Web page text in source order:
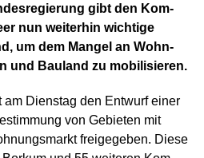
gibt den Kom­
nun wei­ter­hin wich­ti­ge
um dem Man­gel an Wohn­
und Bau­land zu mobilisieren.
Diens­tag den Ent­wurf einer
von Gebie­ten mit
frei­ge­ge­ben. Die­se